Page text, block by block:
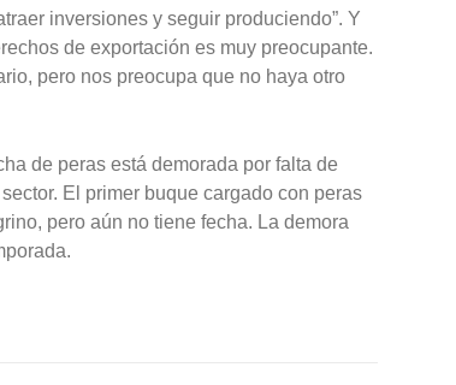
inversiones y seguir produciendo”. Y
de exportación es muy preocupante.
pero nos preocupa que no haya otro
de peras está demorada por falta de
El primer buque cargado con peras
pero aún no tiene fecha. La demora